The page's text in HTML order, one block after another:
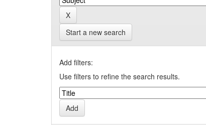
Start a new search
Add filters:
Use filters to refine the search results.